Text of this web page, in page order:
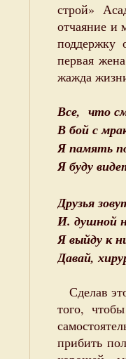
строй»
отчаяние
первая
жажда
Все, что
В бой с
Я память
Я буду
Друзья
И. душной
Я выйду к
Давай,
Сделав
того,
прибить